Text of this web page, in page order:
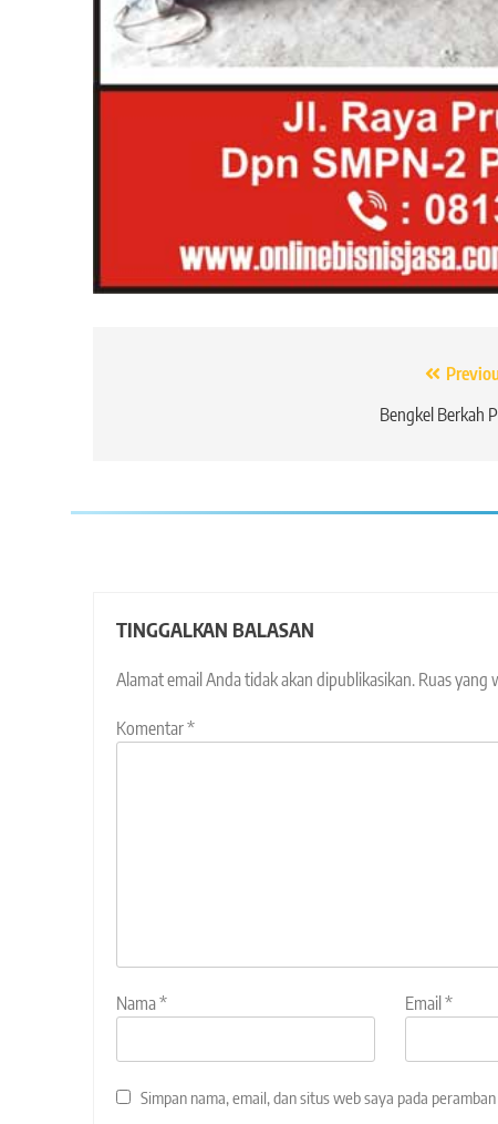
Bengkel Berkah
TINGGALKAN BALASAN
Alamat email Anda tidak akan dipublikasikan. Ruas yang
Komentar*
Nama* Email *
Simpan nama, email, dan situs web saya pada